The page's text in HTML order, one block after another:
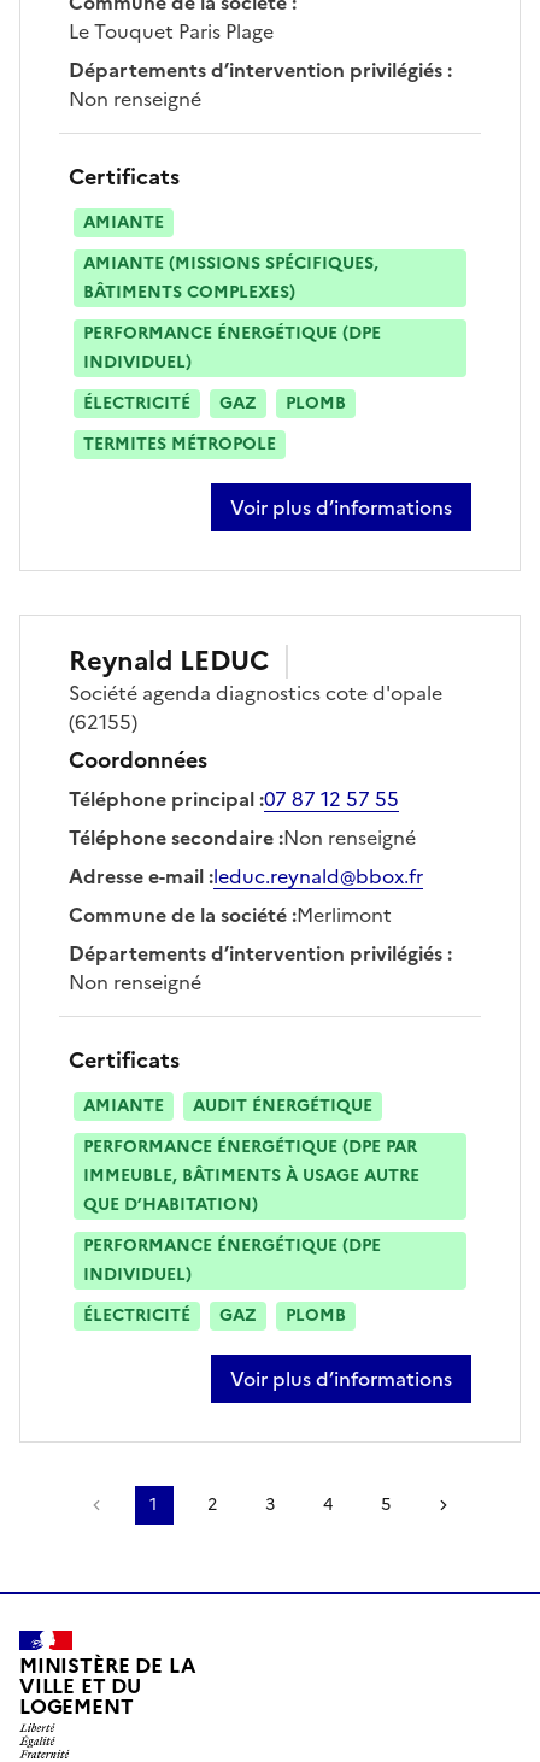
Le Touquet Paris Plage
Départements d’intervention privilégiés:
Non renseigné
Certificats
AMIANTE
AMIANTE (MISSIONS SPÉCIFIQUES,
BÂTIMENTS COMPLEXES)
PERFORMANCE ÉNERGÉTIQUE (DPE
INDIVIDUEL)
ÉLECTRICITÉ
GAZ
PLOMB
TERMITES MÉTROPOLE
Voir plus d’informations
sur yves tillieux
Reynald LEDUC
Société agenda diagnostics cote d'opale
(62155)
Coordonnées
Téléphone principal:07 87 12 57 55
Téléphone secondaire:Non renseigné
Adresse e-mail:leduc.reynald@bbox.fr
Commune de la société:Merlimont
Départements d’intervention privilégiés:
Non renseigné
Certificats
AMIANTE
AUDIT ÉNERGÉTIQUE
PERFORMANCE ÉNERGÉTIQUE (DPE PAR
IMMEUBLE, BÂTIMENTS À USAGE AUTRE
QUE D’HABITATION)
PERFORMANCE ÉNERGÉTIQUE (DPE
INDIVIDUEL)
ÉLECTRICITÉ
GAZ PLOMB
Voir plus d’informations
sur reynald leduc
Page précédente
1 2 3 4 5
MINISTÈRE DE LA
VILLE ET DU
LOGEMENT